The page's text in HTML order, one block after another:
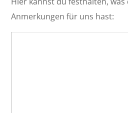
Anmerkungen für uns hast: